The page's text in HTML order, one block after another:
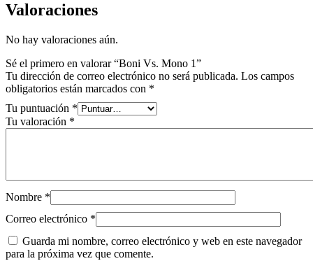
Valoraciones
No hay valoraciones aún.
Sé el primero en valorar “Boni Vs. Mono 1”
Tu dirección de correo electrónico no será publicada. Los campos
obligatorios están marcados con *
Tu puntuación *
Tu valoración *
Nombre *
Correo electrónico *
Guarda mi nombre, correo electrónico y web en este navegador
para la próxima vez que comente.